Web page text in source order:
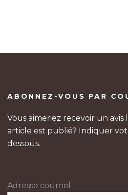
ABONNEZ-VOUS PAR
Vous aimeriez recevoir un
article est publié? Indiquer
dessous.
Adresse courriel